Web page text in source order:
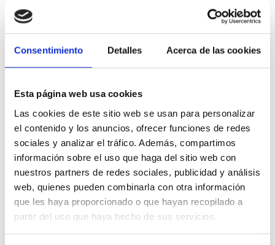
Consentimiento Detalles Acerca de las cookies
Esta página web usa cookies
Las cookies de este sitio web se usan para personalizar
el contenido y los anuncios, ofrecer funciones de redes
sociales y analizar el tráfico. Además, compartimos
información sobre el uso que haga del sitio web con
nuestros partners de redes sociales, publicidad y análisis
web, quienes pueden combinarla con otra información
que les haya proporcionado o que hayan recopilado a
partir del uso que haya hecho de sus servicios.
Colgante Dodo llave en oro rosa de 9k
Información adicional
Productos relacionados